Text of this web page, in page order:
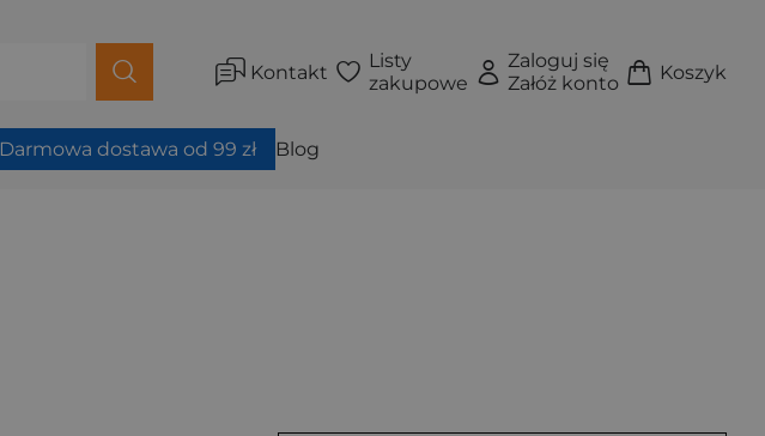
Kontakt
Listy
zakupowe
Zaloguj się
Załóż konto
Koszyk
Darmowa dostawa od 99 zł Blog